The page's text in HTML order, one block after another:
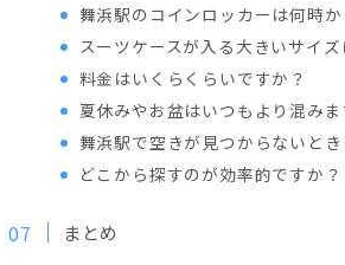
舞浜駅のコインロッカーは何時
スーツケースが入る大きいサイズ
料金はいくらくらいですか？
夏休みやお盆はいつもより混みま
舞浜駅で空きが見つからないと
どこから探すのが効率的ですか？
まとめ